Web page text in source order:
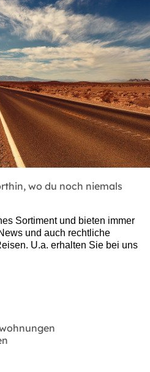
wo du noch niemals
Sortiment und bieten immer
und auch rechtliche
U.a. erhalten Sie bei uns